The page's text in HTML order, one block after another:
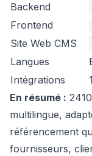
Backend
Frontend
Site Web CMS
Langues
Intégrations
En résumé :
multilingue,
référencement
fournisseurs,